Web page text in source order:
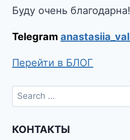
Буду очень благодарна!
Telegram
Перейти в БЛОГ
КОНТАКТЫ